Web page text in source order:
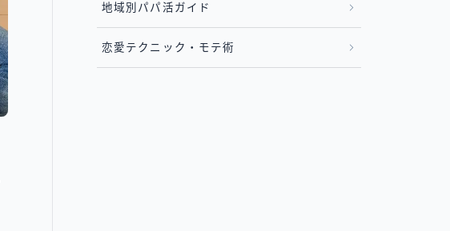
地域別パパ活ガイド
恋愛テクニック・モテ術